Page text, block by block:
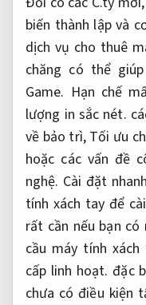
biến thành lập và
dịch vụ cho thuê
chăng có thể
Game. Hạn chế
lượng in sắc nét.
về bảo trì, Tối ưu
hoặc các vấn đề
nghệ. Cài đặt
tính xách tay để
rất cần nếu bạn
cầu máy tính xách
cấp linh hoạt. đặc
chưa có điều kiện